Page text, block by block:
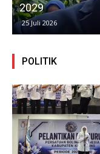
2029
25 Juli 2026
POLITIK